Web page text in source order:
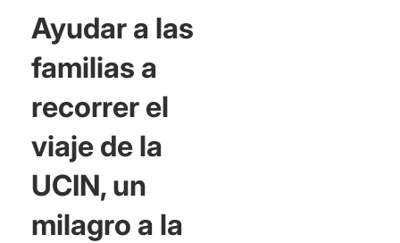
Ayudar a las
familias a
recorrer el
viaje de la
UCIN, un
milagro a la